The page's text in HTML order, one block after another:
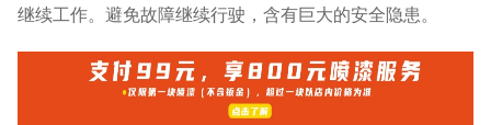
继续工作。避免故障继续行驶，含有巨大的安全隐患。